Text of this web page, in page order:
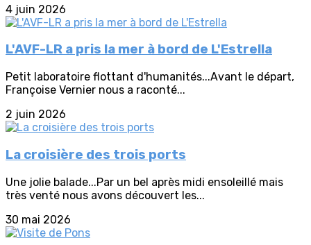
4 juin 2026
L'AVF-LR a pris la mer à bord de L'Estrella
Petit laboratoire flottant d'humanités...Avant le départ,
Françoise Vernier nous a raconté...
2 juin 2026
La croisière des trois ports
Une jolie balade...Par un bel après midi ensoleillé mais
très venté nous avons découvert les...
30 mai 2026